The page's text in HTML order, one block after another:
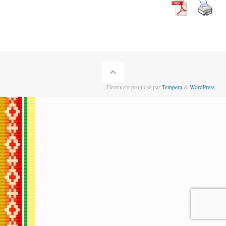
Fièrement propulsé par Tempera & WordPress.